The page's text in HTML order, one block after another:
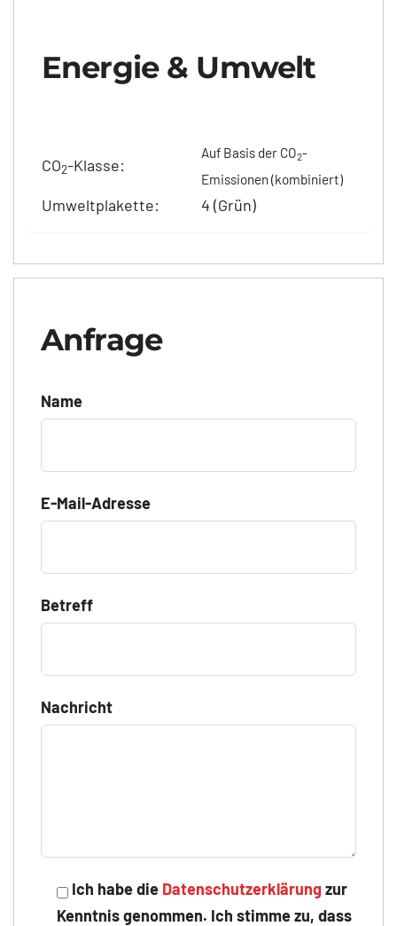
Energie & Umwelt
CO2-Klasse:
Auf Basis der CO2-
Emissionen (kombiniert)
Umweltplakette: 4 (Grün)
Anfrage
Name
E-Mail-Adresse
Betreff
Nachricht
Ich habe die Datenschutzerklärungzur
Kenntnis genommen. Ich stimme zu, dass